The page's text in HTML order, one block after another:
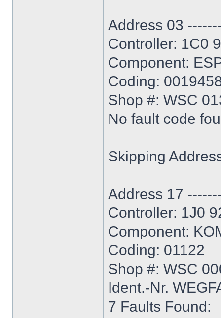
Address 03
Controller: 1C0
Component:
Coding:
Shop #: WSC
No fault code
Skipping
Address 17
Controller: 1J0
Component:
Coding: 01122
Shop #: WSC
Ident.-Nr.
7 Faults Found: